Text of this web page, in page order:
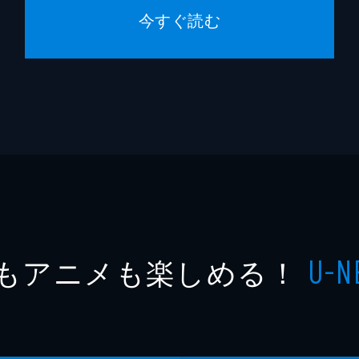
今すぐ読む
アニメも楽しめる！ U-